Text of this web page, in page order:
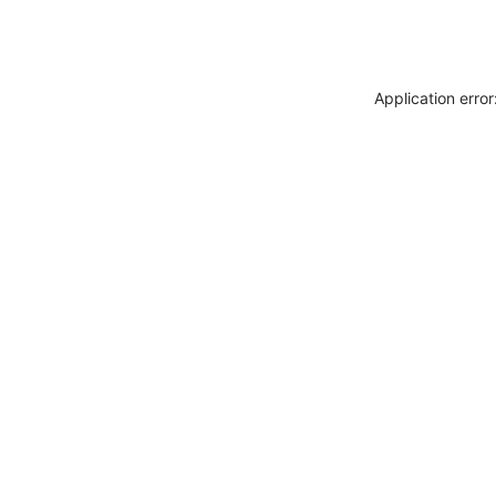
Application